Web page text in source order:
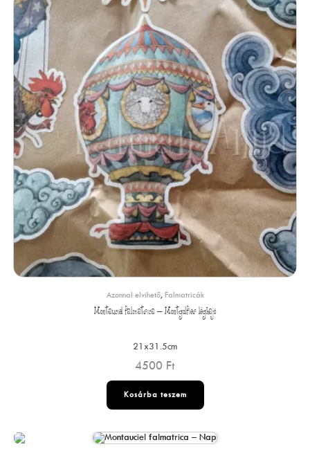
Azonnal elvihető, Falmatricák
Montauciel falmatrica – Montgolfier léghajó
21x31.5cm
4500 Ft
Kosárba teszem